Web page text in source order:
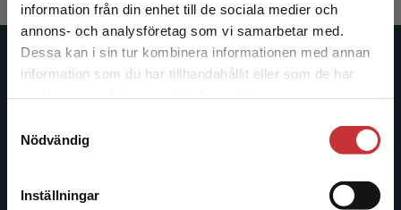
information från din enhet till de sociala medier och
annons- och analysföretag som vi samarbetar med.
Dessa kan i sin tur kombinera informationen med annan
information som du har tillhandahållit eller som de har
Nödvändig
Inställningar
Det verkar som att du besöker
studentlitteratur.se via en enhet utanför Sverige.
Vi erbjuder inte leveranser utanför Sverige. För
att kunna slutföra ett köp måste
Studentlitteratur
ledande utbildningsförlag. Med läromedel, kurslitteratur,
längs hela kunskapsresan.